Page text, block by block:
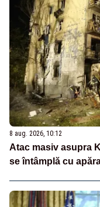
8 aug. 2026, 10:12
Atac masiv asupra
se întâmplă cu